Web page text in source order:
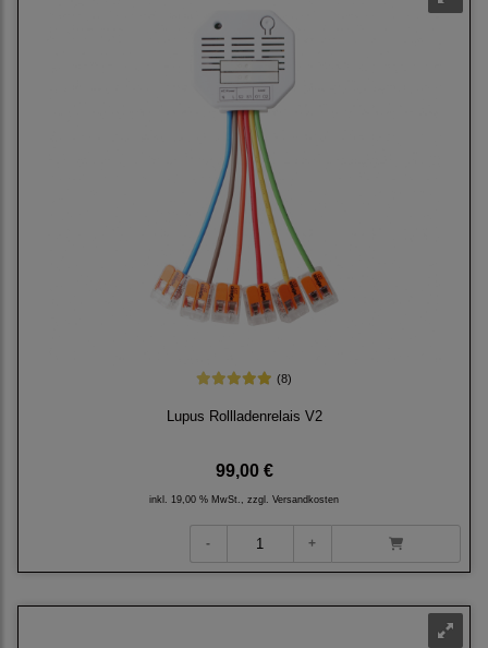
(8)
Lupus Rollladenrelais V2
99,00 €
inkl. 19,00 % MwSt., zzgl. Versandkosten